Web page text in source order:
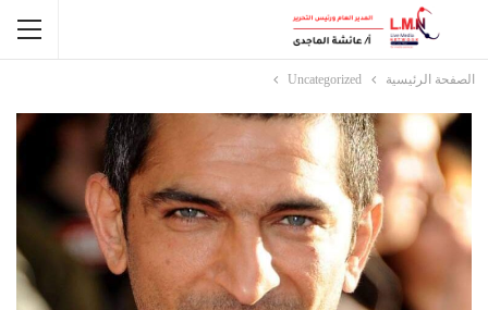
الصفحة الرئيسية Uncategorized